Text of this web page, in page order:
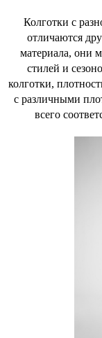
Колготки с
отличаются
материала, они
стилей и
колготки,
с различными
всего